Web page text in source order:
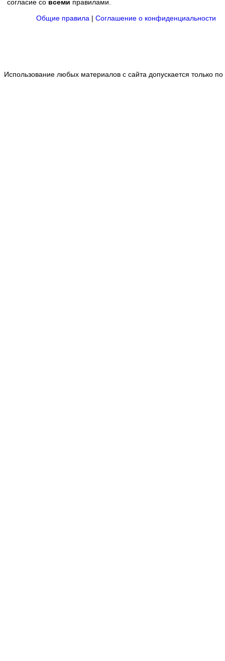
согласие со всеми правилами.
Общие правила | Соглашение о конфиденциальности
Использование любых материалов с сайта допускается только